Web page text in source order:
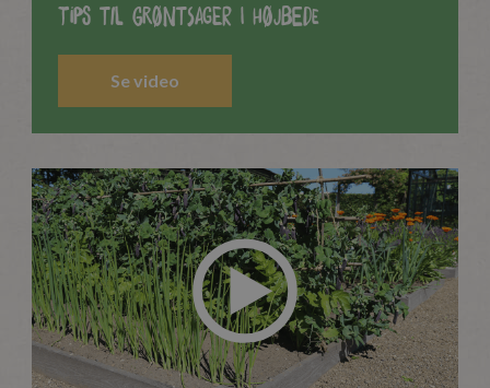
Tips til grøntsager i højbede
Se video